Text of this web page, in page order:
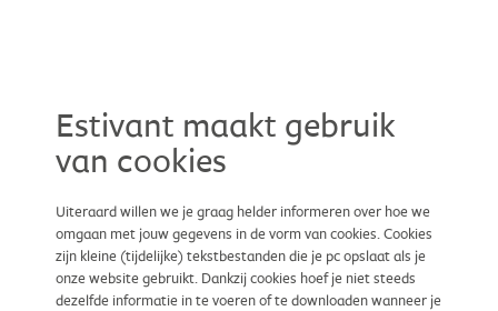
Estivant maakt gebruik
van cookies
Uiteraard willen we je graag helder informeren over hoe we
omgaan met jouw gegevens in de vorm van cookies. Cookies
zijn kleine (tijdelijke) tekstbestanden die je pc opslaat als je
onze website gebruikt. Dankzij cookies hoef je niet steeds
dezelfde informatie in te voeren of te downloaden wanneer je